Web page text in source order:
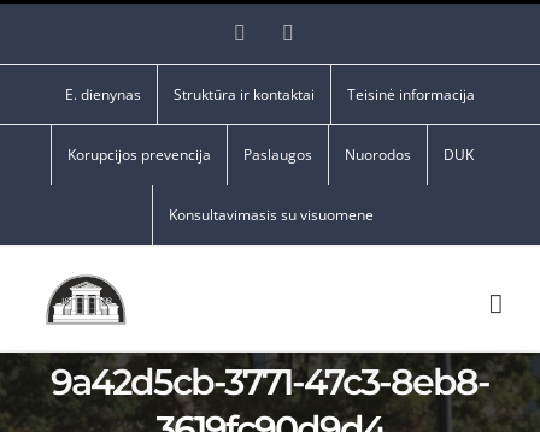
Facebook
E. dienynas Struktūra ir kontaktai Teisinė informacija
Korupcijos prevencija Paslaugos Nuorodos DUK
Konsultavimasis su visuomene
9a42d5cb-3771-47c3-8eb8-